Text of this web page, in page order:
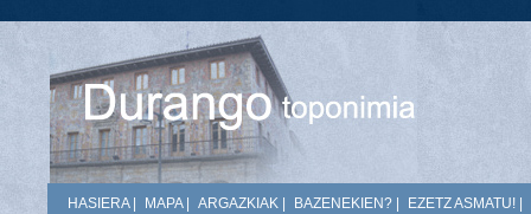
HASIERA| MAPA| ARGAZKIAK BAZENEKIEN? EZETZ ASMATU!